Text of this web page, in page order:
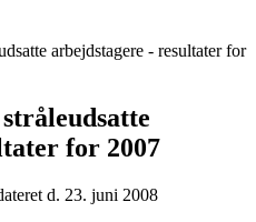
arbejdstagere - resultater for
for 2007
d. 23. juni 2008